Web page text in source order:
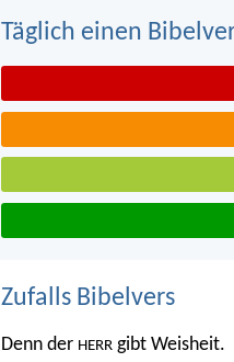
Täglich einen
Zufalls Bibelvers
Denn der HERR gibt Weisheit.